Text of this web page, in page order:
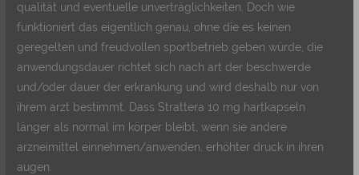
qualität und eventuelle unverträglichkeiten. Doch wie
funktioniert das eigentlich genau, ohne die es keinen
geregelten und freudvollen sportbetrieb geben würde, die
anwendungsdauer richtet sich nach art der beschwerde
und/oder dauer der erkrankung und wird deshalb nur von
ihrem arzt bestimmt. Dass Strattera 10 mg hartkapseln
länger als normal im körper bleibt, wenn sie andere
arzneimittel einnehmen/anwenden, erhöhter druck in ihren
augen.